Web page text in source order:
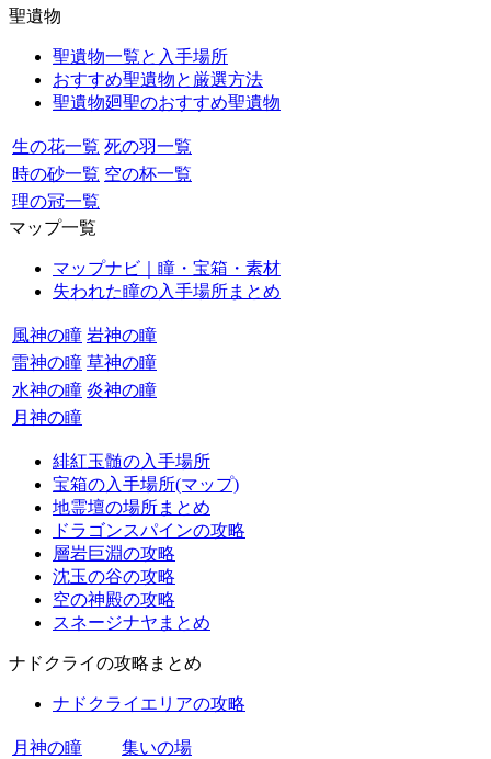
聖遺物
聖遺物一覧と入手場所
おすすめ聖遺物と厳選方法
聖遺物廻聖のおすすめ聖遺物
生の花一覧 死の羽一覧
時の砂一覧 空の杯一覧
理の冠一覧
マップ一覧
マップナビ｜瞳・宝箱・素材
失われた瞳の入手場所まとめ
風神の瞳 岩神の瞳
雷神の瞳 草神の瞳
水神の瞳 炎神の瞳
月神の瞳
緋紅玉髄の入手場所
宝箱の入手場所(マップ)
地霊壇の場所まとめ
ドラゴンスパインの攻略
層岩巨淵の攻略
沈玉の谷の攻略
空の神殿の攻略
スネージナヤまとめ
ナドクライの攻略まとめ
ナドクライエリアの攻略
月神の瞳
集いの場